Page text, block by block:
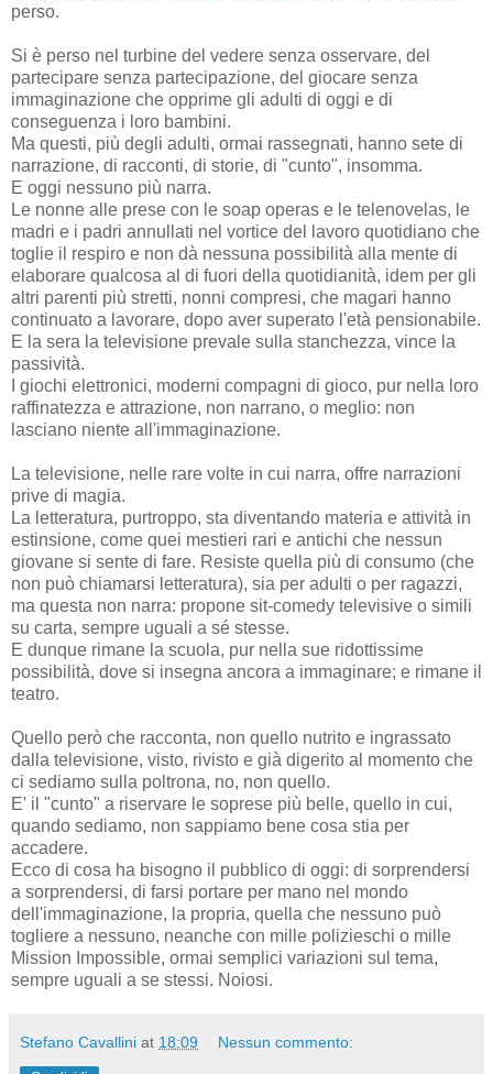
perso.
Si è perso nel turbine del vedere senza osservare, del
partecipare senza partecipazione, del giocare senza
immaginazione che opprime gli adulti di oggi e di
conseguenza i loro bambini.
Ma questi, più degli adulti, ormai rassegnati, hanno sete di
narrazione, di racconti, di storie, di "cunto", insomma.
E oggi nessuno più narra.
Le nonne alle prese con le soap operas e le telenovelas, le
madri e i padri annullati nel vortice del lavoro quotidiano che
toglie il respiro e non dà nessuna possibilità alla mente di
elaborare qualcosa al di fuori della quotidianità, idem per gli
altri parenti più stretti, nonni compresi, che magari hanno
continuato a lavorare, dopo aver superato l'età pensionabile.
E la sera la televisione prevale sulla stanchezza, vince la
passività.
I giochi elettronici, moderni compagni di gioco, pur nella loro
raffinatezza e attrazione, non narrano, o meglio: non
lasciano niente all'immaginazione.
La televisione, nelle rare volte in cui narra, offre narrazioni
prive di magia.
La letteratura, purtroppo, sta diventando materia e attività in
estinsione, come quei mestieri rari e antichi che nessun
giovane si sente di fare. Resiste quella più di consumo (che
non può chiamarsi letteratura), sia per adulti o per ragazzi,
ma questa non narra: propone sit-comedy televisive o simili
su carta, sempre uguali a sé stesse.
E dunque rimane la scuola, pur nella sue ridottissime
possibilità, dove si insegna ancora a immaginare; e rimane il
teatro.
Quello però che racconta, non quello nutrito e ingrassato
dalla televisione, visto, rivisto e già digerito al momento che
ci sediamo sulla poltrona, no, non quello.
E' il "cunto" a riservare le soprese più belle, quello in cui,
quando sediamo, non sappiamo bene cosa stia per
accadere.
Ecco di cosa ha bisogno il pubblico di oggi: di sorprendersi
a sorprendersi, di farsi portare per mano nel mondo
dell'immaginazione, la propria, quella che nessuno può
togliere a nessuno, neanche con mille polizieschi o mille
Mission Impossible, ormai semplici variazioni sul tema,
sempre uguali a se stessi. Noiosi.
Stefano Cavallini at 18:09 Nessun commento: